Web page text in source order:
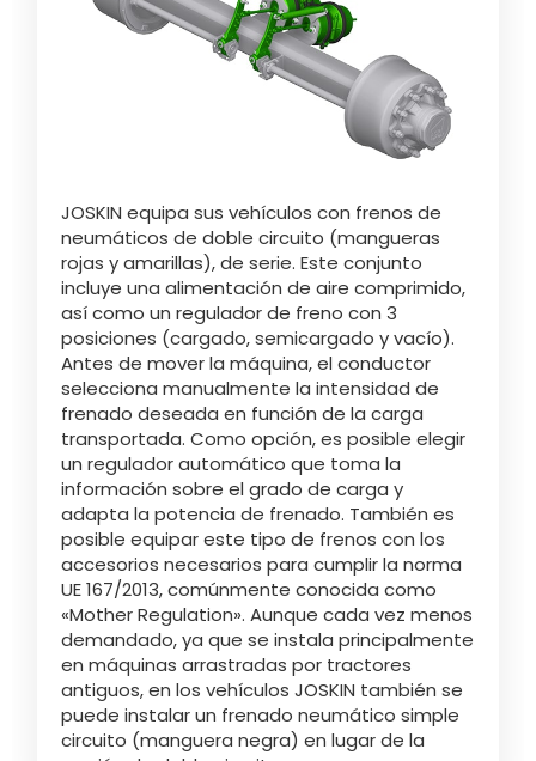
Česká republika
Yкраїнська мова
ελληνικά
Svenska
한국의
日本語
中文
Português
JOSKIN equipa sus vehículos con frenos de
neumáticos de doble circuito (mangueras
rojas y amarillas), de serie. Este conjunto
incluye una alimentación de aire comprimido,
así como un regulador de freno con 3
posiciones (cargado, semicargado y vacío).
Antes de mover la máquina, el conductor
selecciona manualmente la intensidad de
frenado deseada en función de la carga
transportada. Como opción, es posible elegir
un regulador automático que toma la
información sobre el grado de carga y
adapta la potencia de frenado. También es
posible equipar este tipo de frenos con los
accesorios necesarios para cumplir la norma
UE 167/2013, comúnmente conocida como
«Mother Regulation». Aunque cada vez menos
demandado, ya que se instala principalmente
en máquinas arrastradas por tractores
antiguos, en los vehículos JOSKIN también se
puede instalar un frenado neumático simple
circuito (manguera negra) en lugar de la